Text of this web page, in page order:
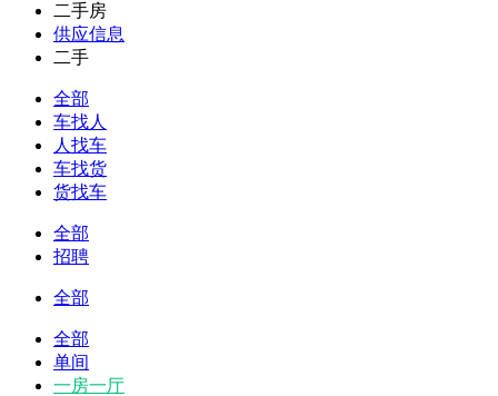
二手房
供应信息
二手
全部
车找人
人找车
车找货
货找车
全部
招聘
全部
全部
单间
一房一厅